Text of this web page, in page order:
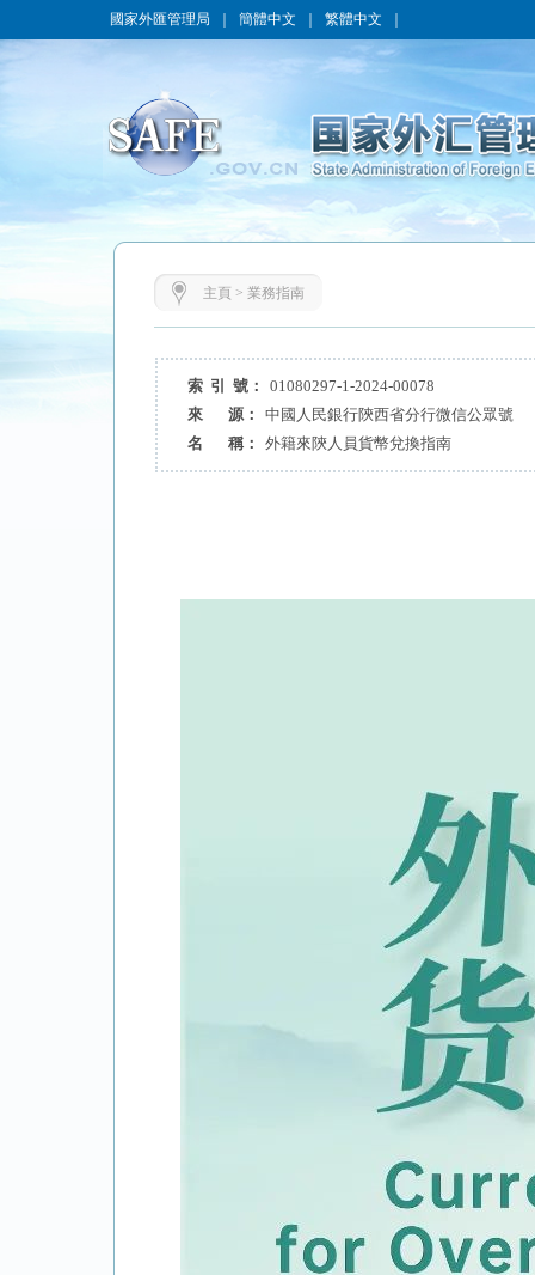
國家外匯管理局 簡體中文 繁體中文
主頁 > 業務指南
索 引 號：
01080297-1-2024-00078
來 源：
中國人民銀行陝西省分行微信公眾號
名 稱：
外籍來陝人員貨幣兌換指南